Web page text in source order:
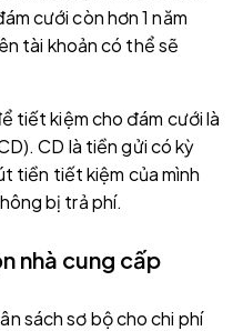
cưới còn hơn 1 năm
tài khoản có thể sẽ
tiết kiệm cho đám cưới là
CD là tiền gửi có kỳ
tiền tiết kiệm của mình
bị trả phí.
nhà cung cấp
sách sơ bộ cho chi phí